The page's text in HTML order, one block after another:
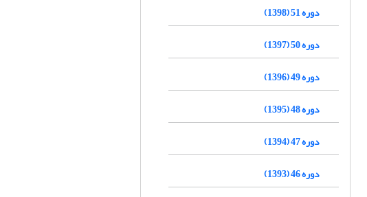
دوره 51 (1398)
دوره 50 (1397)
دوره 49 (1396)
دوره 48 (1395)
دوره 47 (1394)
دوره 46 (1393)